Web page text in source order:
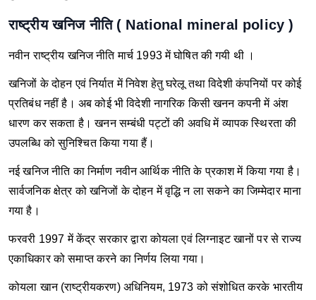
राष्ट्रीय खनिज नीति ( National mineral policy )
नवीन राष्ट्रीय खनिज नीति मार्च 1993 में घोषित की गयी थी ।
खनिजों के दोहन एवं निर्यात में निवेश हेतु घरेलू तथा विदेशी कंपनियों पर कोई
प्रतिबंध नहीं है। अब कोई भी विदेशी नागरिक किसी खनन कपनी में अंश
धारण कर सकता है। खनन सम्बंधी पट्टों की अवधि में व्यापक स्थिरता की
उपलब्धि को सुनिश्चित किया गया हैं।
नई खनिज नीति का निर्माण नवीन आर्थिक नीति के प्रकाश में किया गया है।
सार्वजनिक क्षेत्र को खनिजों के दोहन में वृद्धि न ला सकने का जिम्मेदार माना
गया है।
फरवरी 1997 में केंद्र सरकार द्वारा कोयला एवं लिग्नाइट खानों पर से राज्य
एकाधिकार को समाप्त करने का निर्णय लिया गया।
कोयला खान (राष्ट्रीयकरण) अधिनियम, 1973 को संशोधित करके भारतीय